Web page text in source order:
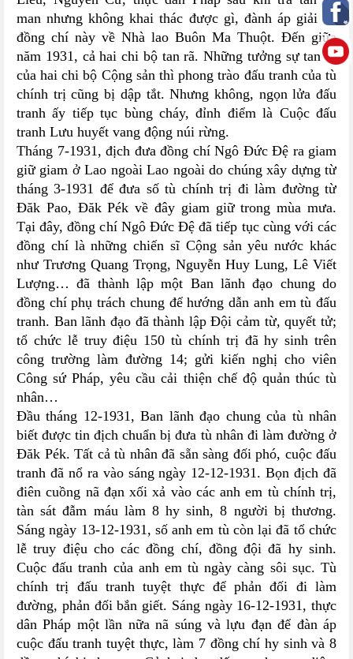
man nhưng không khai thác được gì, đành áp giải ba
đồng chí này về Nhà lao Buôn Ma Thuột. Đến giữa
năm 1931, cả hai chi bộ tan rã. Những tưởng sự tan rã
của hai chi bộ Cộng sản thì phong trào đấu tranh của tù
chính trị cũng bị dập tắt. Nhưng không, ngọn lửa đấu
tranh ấy tiếp tục bùng cháy, đỉnh điểm là Cuộc đấu
tranh Lưu huyết vang động núi rừng.
Tháng 7-1931, địch đưa đồng chí Ngô Đức Đệ ra giam
giữ giam ở Lao ngoài Lao ngoài do chúng xây dựng từ
tháng 3-1931 để đưa số tù chính trị đi làm đường từ
Đăk Pao, Đăk Pék về đây giam giữ trong mùa mưa.
Tại đây, đồng chí Ngô Đức Đệ đã tiếp tục cùng với các
đồng chí là những chiến sĩ Cộng sản yêu nước khác
như Trương Quang Trọng, Nguyễn Huy Lung, Lê Viết
Lượng… đã thành lập một Ban lãnh đạo chung do
đồng chí phụ trách chung để hướng dẫn anh em tù đấu
tranh. Ban lãnh đạo đã thành lập Đội cảm từ, quyết tử;
tổ chức lễ truy điệu 150 tù chính trị đã hy sinh trên
công trường làm đường 14; gửi kiến nghị cho viên
Công sứ Pháp, yêu cầu cải thiện chế độ quản thúc tù
nhân…
Đầu tháng 12-1931, Ban lãnh đạo chung của tù nhân
biết được tin địch chuẩn bị đưa tù nhân đi làm đường ở
Đăk Pék. Tất cả tù nhân đã sẵn sàng đối phó, cuộc đấu
tranh đã nổ ra vào sáng ngày 12-12-1931. Bọn địch đã
điên cuồng nã đạn xối xả vào các anh em tù chính trị,
tàn sát đẫm máu làm 8 hy sinh, 8 người bị thương.
Sáng ngày 13-12-1931, số anh em tù còn lại đã tổ chức
lễ truy điệu cho các đồng chí, đồng đội đã hy sinh.
Cuộc đấu tranh của anh em tù ngày càng sôi sục. Tù
chính trị đấu tranh tuyệt thực để phản đối đi làm
đường, phản đối bắn giết. Sáng ngày 16-12-1931, thực
dân Pháp một lần nữa nã súng và lựu đạn để đàn áp
cuộc đấu tranh tuyệt thực, làm 7 đồng chí hy sinh và 8